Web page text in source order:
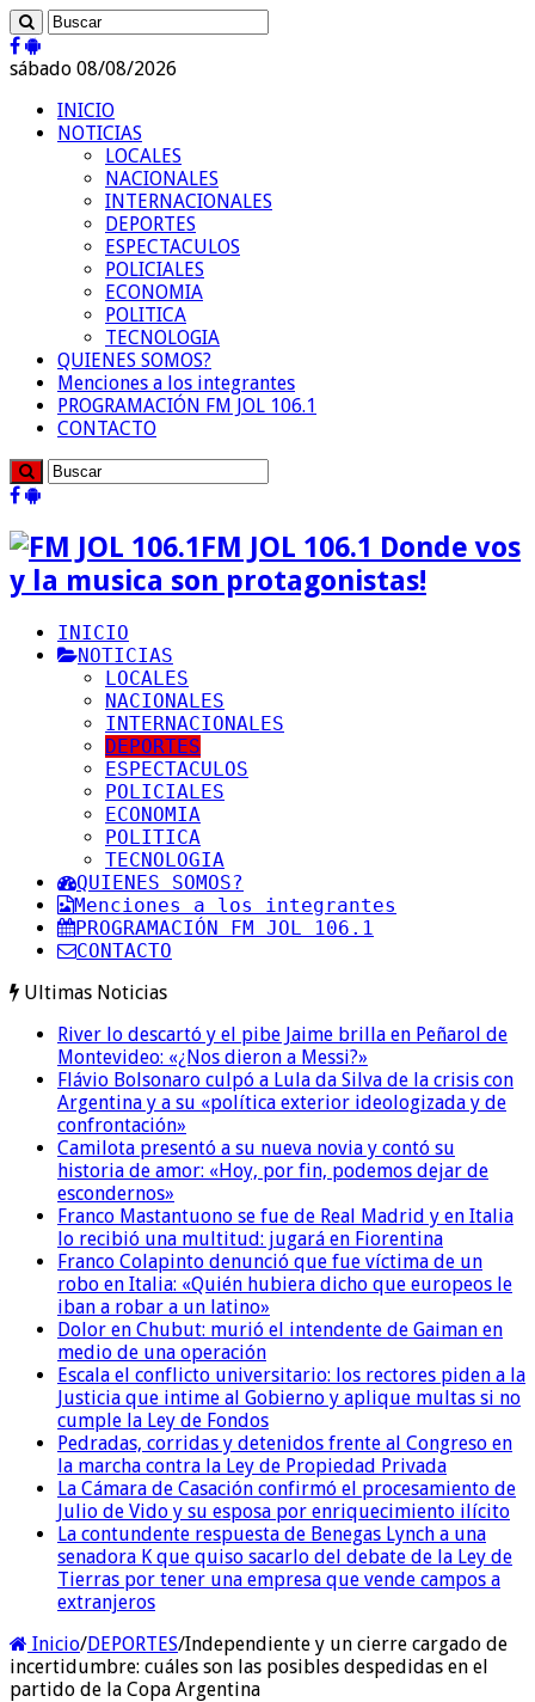
sábado 08/08/2026
INICIO
NOTICIAS
LOCALES
NACIONALES
INTERNACIONALES
DEPORTES
ESPECTACULOS
POLICIALES
ECONOMIA
POLITICA
TECNOLOGIA
QUIENES SOMOS?
Menciones a los integrantes
PROGRAMACIÓN FM JOL 106.1
CONTACTO
FM JOL 106.1 Donde vos
y la musica son protagonistas!
INICIO
NOTICIAS
LOCALES
NACIONALES
INTERNACIONALES
DEPORTES
ESPECTACULOS
POLICIALES
ECONOMIA
POLITICA
TECNOLOGIA
QUIENES SOMOS?
Menciones a los integrantes
PROGRAMACIÓN FM JOL 106.1
CONTACTO
Ultimas Noticias
River lo descartó y el pibe Jaime brilla en Peñarol de
Montevideo: «¿Nos dieron a Messi?»
Flávio Bolsonaro culpó a Lula da Silva de la crisis con
Argentina y a su «política exterior ideologizada y de
confrontación»
Camilota presentó a su nueva novia y contó su
historia de amor: «Hoy, por fin, podemos dejar de
escondernos»
Franco Mastantuono se fue de Real Madrid y en Italia
lo recibió una multitud: jugará en Fiorentina
Franco Colapinto denunció que fue víctima de un
robo en Italia: «Quién hubiera dicho que europeos le
iban a robar a un latino»
Dolor en Chubut: murió el intendente de Gaiman en
medio de una operación
Escala el conflicto universitario: los rectores piden a la
Justicia que intime al Gobierno y aplique multas si no
cumple la Ley de Fondos
Pedradas, corridas y detenidos frente al Congreso en
la marcha contra la Ley de Propiedad Privada
La Cámara de Casación confirmó el procesamiento de
Julio de Vido y su esposa por enriquecimiento ilícito
La contundente respuesta de Benegas Lynch a una
senadora K que quiso sacarlo del debate de la Ley de
Tierras por tener una empresa que vende campos a
extranjeros
Inicio/DEPORTES/Independiente y un cierre cargado de
incertidumbre: cuáles son las posibles despedidas en el
partido de la Copa Argentina